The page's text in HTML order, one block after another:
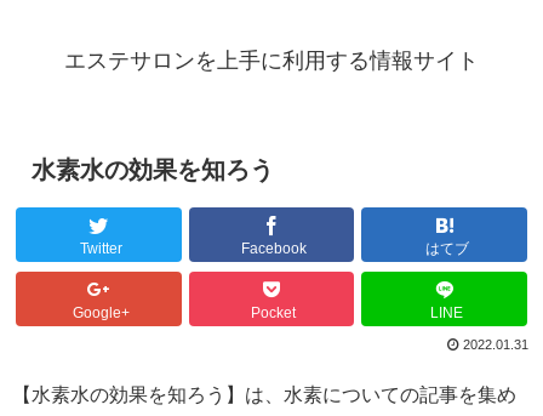
エステサロンを上手に利用する情報サイト
水素水の効果を知ろう
Twitter Facebook はてブ
Google+ Pocket LINE
2022.01.31
【水素水の効果を知ろう】は、水素についての記事を集め